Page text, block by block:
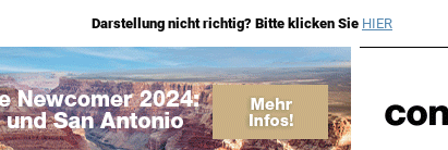
Darstellung nicht richtig? Bitte klicken Sie HIER